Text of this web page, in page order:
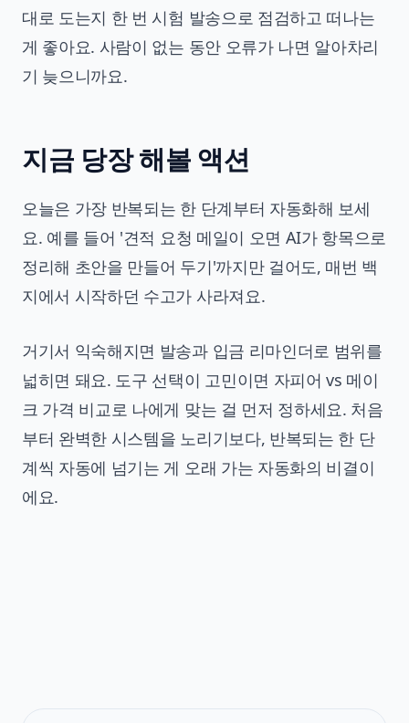
대로 도는지 한 번 시험 발송으로 점검하고 떠나는
게 좋아요. 사람이 없는 동안 오류가 나면 알아차리
기 늦으니까요.
지금 당장 해볼 액션
오늘은 가장 반복되는 한 단계부터 자동화해 보세
요. 예를 들어 '견적 요청 메일이 오면 AI가 항목으로
정리해 초안을 만들어 두기'까지만 걸어도, 매번 백
지에서 시작하던 수고가 사라져요.
거기서 익숙해지면 발송과 입금 리마인더로 범위를
넓히면 돼요. 도구 선택이 고민이면 자피어 vs 메이
크 가격 비교 로 나에게 맞는 걸 먼저 정하세요. 처음
부터 완벽한 시스템을 노리기보다, 반복되는 한 단
계씩 자동에 넘기는 게 오래 가는 자동화의 비결이
에요.